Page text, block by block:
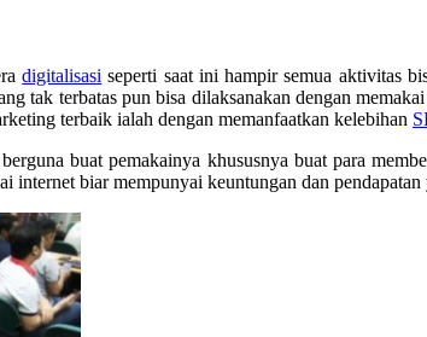
digitalisasi seperti saat ini hampir semua aktivitas
tak terbatas pun bisa dilaksanakan dengan
terbaik ialah dengan memanfaatkan kelebihan
buat pemakainya khususnya buat para
internet biar mempunyai keuntungan dan